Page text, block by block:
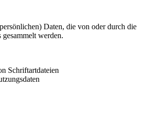
Daten, die von oder durch die
werden.
Schriftartdateien